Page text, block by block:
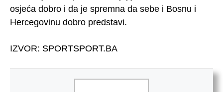
osjeća dobro i da je spremna da sebe i Bosnu i
Hercegovinu dobro predstavi.
IZVOR: SPORTSPORT.BA